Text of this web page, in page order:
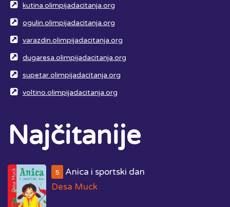
kutina.olimpijadacitanja.org
ogulin.olimpijadacitanja.org
varazdin.olimpijadacitanja.org
dugaresa.olimpijadacitanja.org
supetar.olimpijadacitanja.org
voltino.olimpijadacitanja.org
Najčitanije
5
Anica i sportski dan
Desa Muck